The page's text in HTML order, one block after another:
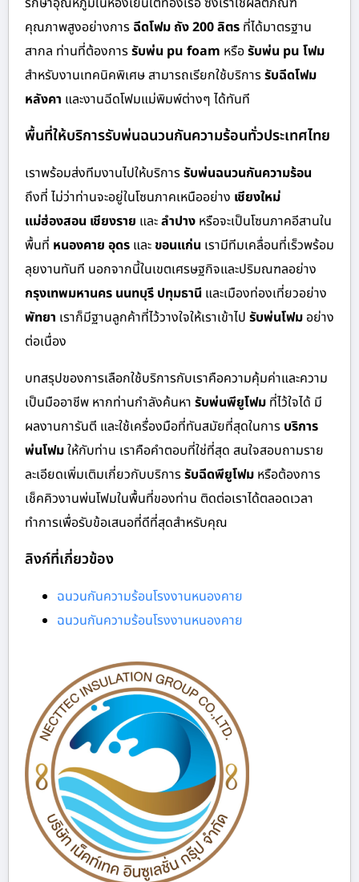
คุณภาพสูงอย่างการ ฉีดโฟม ถัง 200 ลิตร ที่ได้มาตรฐาน
สากล ท่านที่ต้องการรับพ่น pu foam หรือรับพ่น pu โฟม
สำหรับงานเทคนิคพิเศษ สามารถเรียกใช้บริการรับฉีดโฟม
หลังคา และงานฉีดโฟมแม่พิมพ์ต่างๆ ได้ทันที
พื้นที่ให้บริการรับพ่นฉนวนกันความร้อนทั่วประเทศไทย
เราพร้อมส่งทีมงานไปให้บริการรับพ่นฉนวนกันความร้อน
ถึงที่ ไม่ว่าท่านจะอยู่ในโซนภาคเหนืออย่าง เชียงใหม่
แม่ฮ่องสอน เชียงราย และลำปาง หรือจะเป็นโซนภาคอีสานใน
พื้นที่ หนองคาย อุดร และขอนแก่น เรามีทีมเคลื่อนที่เร็วพร้อม
ลุยงานทันที นอกจากนี้ในเขตเศรษฐกิจและปริมณฑลอย่าง
กรุงเทพมหานคร นนทบุรี ปทุมธานี และเมืองท่องเที่ยวอย่าง
พัทยา เราก็มีฐานลูกค้าที่ไว้วางใจให้เราเข้าไป รับพ่นโฟม อย่าง
ต่อเนื่อง
บทสรุปของการเลือกใช้บริการกับเราคือความคุ้มค่าและความ
เป็นมืออาชีพ หากท่านกำลังค้นหา รับพ่นพียูโฟม ที่ไว้ใจได้ มี
ผลงานการันตี และใช้เครื่องมือที่ทันสมัยที่สุดในการ บริการ
พ่นโฟมให้กับท่าน เราคือคำตอบที่ใช่ที่สุด สนใจสอบถามราย
ละเอียดเพิ่มเติมเกี่ยวกับบริการรับฉีดพียูโฟม หรือต้องการ
เช็คคิวงานพ่นโฟมในพื้นที่ของท่าน ติดต่อเราได้ตลอดเวลา
ทำการเพื่อรับข้อเสนอที่ดีที่สุดสำหรับคุณ
ลิงก์ที่เกี่ยวข้อง
ฉนวนกันความร้อนโรงงานหนองคาย
ฉนวนกันความร้อนโรงงานหนองคาย